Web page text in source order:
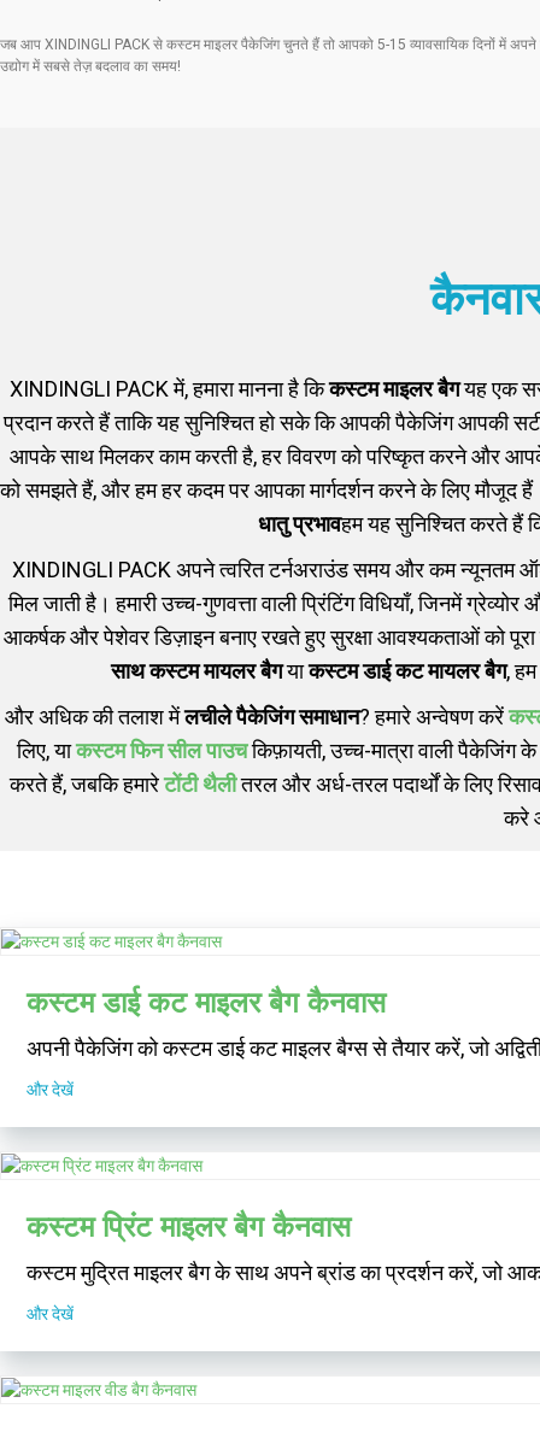
जब आप XINDINGLI PACK से कस्टम माइलर पैकेजिंग चुनते हैं तो आपको 5-15 व्यावसायिक दिनों में अपने
उद्योग में सबसे तेज़ बदलाव का समय!
XINDINGLI PACK में, हमारा मानना ​​है किकस्टम माइलर बैगयह एक
प्रदान करते हैं ताकि यह सुनिश्चित हो सके कि आपकी पैकेजिंग आपकी
आपके साथ मिलकर काम करती है, हर विवरण को परिष्कृत करने और
को समझते हैं, और हम हर कदम पर आपका मार्गदर्शन करने के लिए मौजूद
धातु प्रभावहम यह सुनिश्चित करते हैं
XINDINGLI PACK अपने त्वरित टर्नअराउंड समय और कम न्यूनतम
मिल जाती है। हमारी उच्च-गुणवत्ता वाली प्रिंटिंग विधियाँ, जिनमें
आकर्षक और पेशेवर डिज़ाइन बनाए रखते हुए सुरक्षा आवश्यकताओं को पूरा
साथ कस्टम मायलर बैगयाकस्टम डाई कट मायलर बैग,
और अधिक की तलाश मेंलचीले पैकेजिंग समाधान? हमारे अन्वेषण करें
लिए, याकस्टम फिन सील पाउचकिफ़ायती, उच्च-मात्रा वाली पैकेजिंग
करते हैं, जबकि हमारेटोंटी थैलीतरल और अर्ध-तरल पदार्थों के लिए
करे
कस्टम डाई कट माइलर बैग कैनवास
अपनी पैकेजिंग को कस्टम डाई कट माइलर बैग्स से तैयार करें, जो
और देखें
कस्टम प्रिंट माइलर बैग कैनवास
कस्टम मुद्रित माइलर बैग के साथ अपने ब्रांड का प्रदर्शन करें, जो
और देखें